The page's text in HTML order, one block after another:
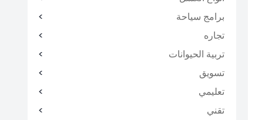
برامج سياحة
تجاره
تربية الحيوانات
تسويق
تعليمي
تقني